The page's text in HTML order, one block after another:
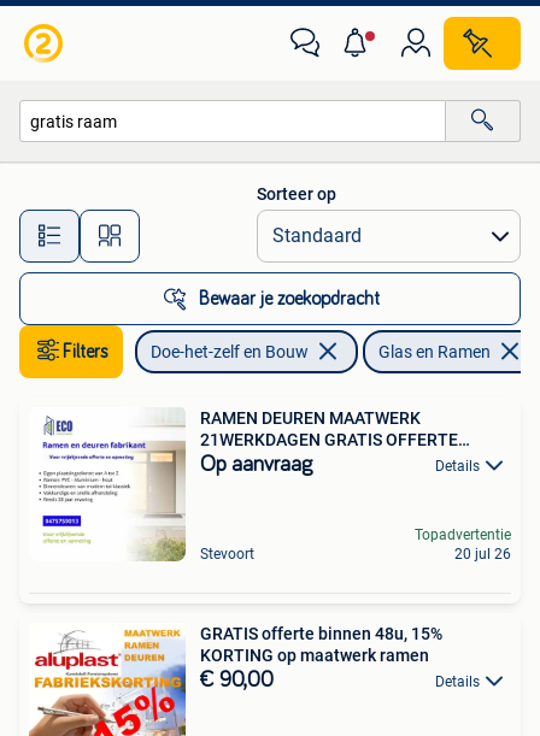
Alle afstanden…
Sorteer op
Bewaar je zoekopdracht
Filters Doe-het-zelf en Bouw Glas en Ramen
RAMEN DEUREN MAATWERK
21WERKDAGEN GRATIS OFFERTE
OPMETING
Op aanvraag Details
Stevoort
Topadvertentie
20 jul 26
GRATIS offerte binnen 48u, 15%
KORTING op maatwerk ramen
€ 90,00 Details